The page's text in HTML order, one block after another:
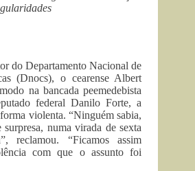
do Departamento Nacional de
(Dnocs), o cearense Albert
na bancada peemedebista
federal Danilo Forte, a
violenta. “Ninguém sabia,
numa virada de sexta
reclamou. “Ficamos assim
com que o assunto foi